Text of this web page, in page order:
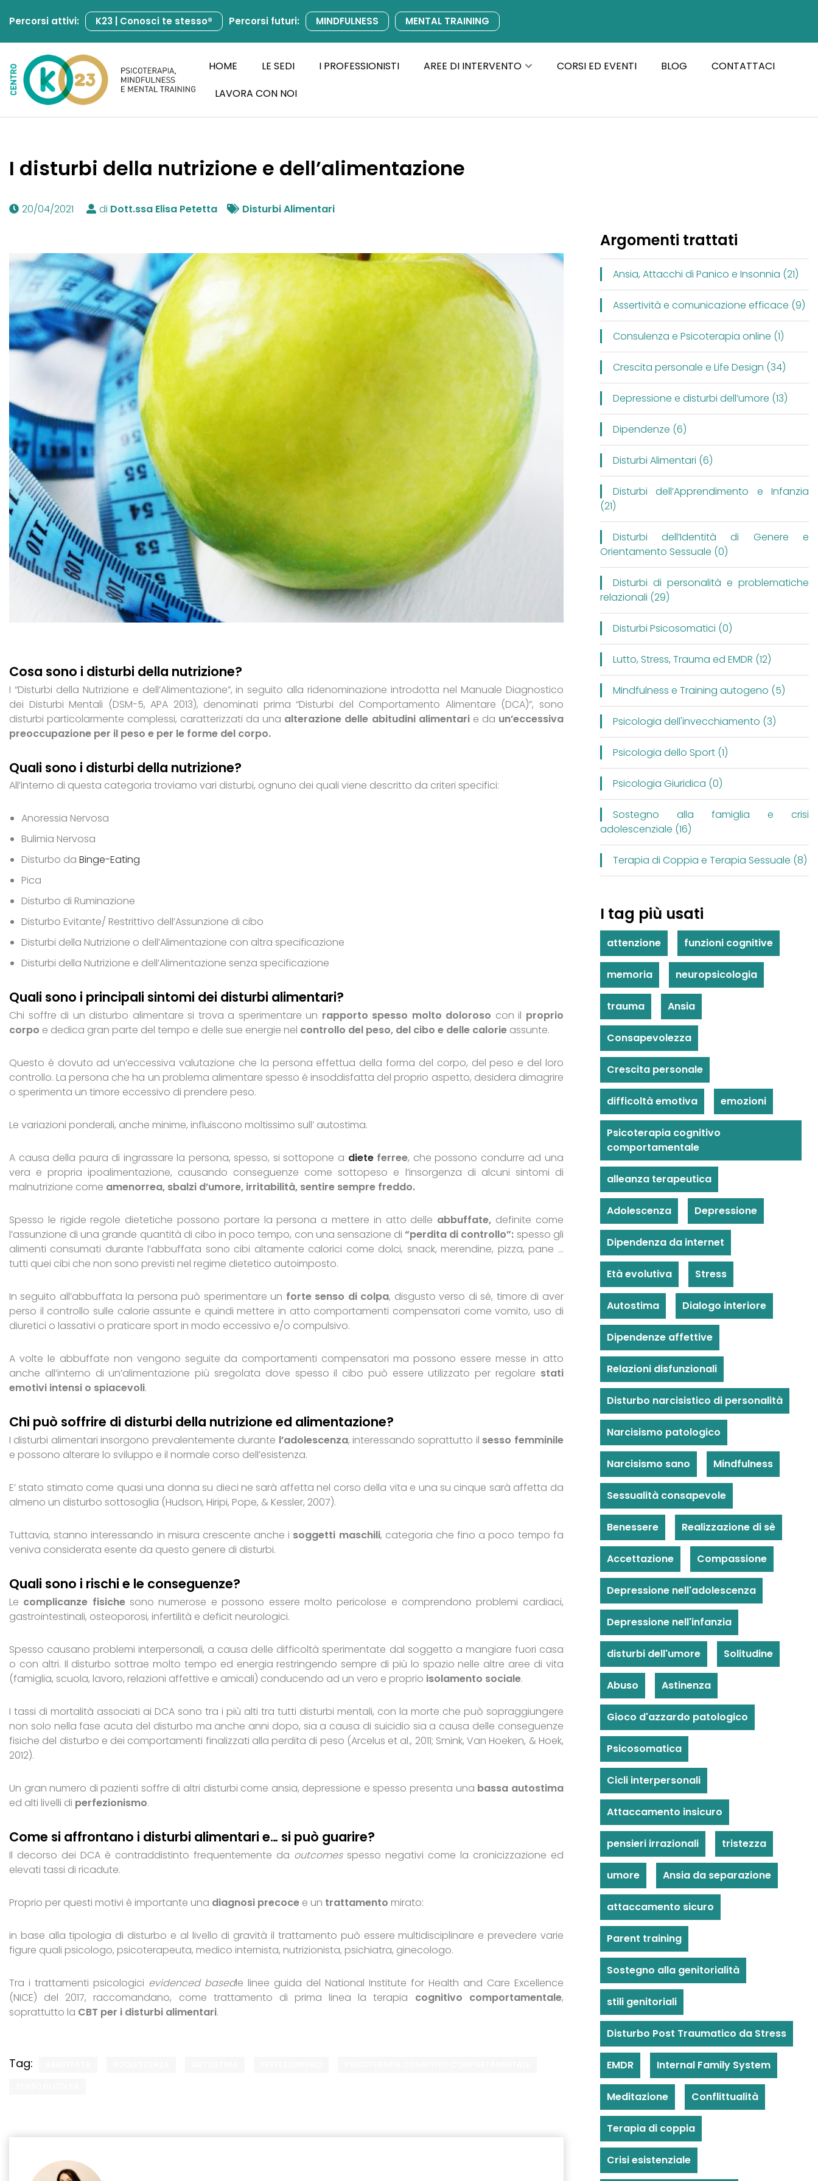
al
contenuto
Percorsi attivi: K23 | Conosci te stesso® Percorsi futuri: MINDFULNESS MENTAL TRAINING
HOME LE SEDI I PROFESSIONISTI AREE DI INTERVENTO CORSI ED EVENTI BLOG
CONTATTACI
LAVORA CON NOI
I disturbi della nutrizione e dell’alimentazione
20/04/2021 di Dott.ssa Elisa Petetta Disturbi Alimentari
Cosa sono i disturbi della nutrizione?
I “Disturbi della Nutrizione e dell’Alimentazione”, in seguito alla ridenominazione introdotta nel Manuale Diagnostico
dei Disturbi Mentali (DSM-5, APA 2013), denominati prima “Disturbi del Comportamento Alimentare (DCA)”, sono
disturbi particolarmente complessi, caratterizzati da una alterazione delle abitudini alimentarie da un’eccessiva
preoccupazione per il peso e per le forme del corpo.
Quali sono i disturbi della nutrizione?
All’interno di questa categoria troviamo vari disturbi, ognuno dei quali viene descritto da criteri specifici:
Anoressia Nervosa
Bulimia Nervosa
Disturbo da Binge-Eating
Pica
Disturbo di Ruminazione
Disturbo Evitante/ Restrittivo dell’Assunzione di cibo
Disturbi della Nutrizione o dell’Alimentazione con altra specificazione
Disturbi della Nutrizione e dell’Alimentazione senza specificazione
Quali sono i principali sintomi dei disturbi alimentari?
Chi soffre di un disturbo alimentare si trova a sperimentare un rapporto spesso molto doloroso con il proprio
corpo e dedica gran parte del tempo e delle sue energie nel controllo del peso, del cibo e delle calorie assunte.
Questo è dovuto ad un’eccessiva valutazione che la persona effettua della forma del corpo, del peso e del loro
controllo. La persona che ha un problema alimentare spesso è insoddisfatta del proprio aspetto, desidera dimagrire
o sperimenta un timore eccessivo di prendere peso.
Le variazioni ponderali, anche minime, influiscono moltissimo sull’ autostima.
A causa della paura di ingrassare la persona, spesso, si sottopone a dieteferree, che possono condurre ad una
vera e propria ipoalimentazione, causando conseguenze come sottopeso e l’insorgenza di alcuni sintomi di
malnutrizione come amenorrea, sbalzi d’umore, irritabilità, sentire sempre freddo.
Spesso le rigide regole dietetiche possono portare la persona a mettere in atto delle abbuffate, definite come
l’assunzione di una grande quantità di cibo in poco tempo, con una sensazione di“perdita di controllo”: spesso gli
alimenti consumati durante l’abbuffata sono cibi altamente calorici come dolci, snack, merendine, pizza, pane …
tutti quei cibi che non sono previsti nel regime dietetico autoimposto.
In seguito all’abbuffata la persona può sperimentare un forte senso di colpa, disgusto verso di sé, timore di aver
perso il controllo sulle calorie assunte e quindi mettere in atto comportamenti compensatori come vomito, uso di
diuretici o lassativi o praticare sport in modo eccessivo e/o compulsivo.
A volte le abbuffate non vengono seguite da comportamenti compensatori ma possono essere messe in atto
anche all’interno di un’alimentazione più sregolata dove spesso il cibo può essere utilizzato per regolare stati
emotivi intensi o spiacevoli.
Chi può soffrire di disturbi della nutrizione ed alimentazione?
I disturbi alimentari insorgono prevalentemente durante l’adolescenza, interessando soprattutto il sesso femminile
e possono alterare lo sviluppo e il normale corso dell’esistenza.
E’ stato stimato come quasi una donna su dieci ne sarà affetta nel corso della vita e una su cinque sarà affetta da
almeno un disturbo sottosoglia (Hudson, Hiripi, Pope, & Kessler, 2007).
Tuttavia, stanno interessando in misura crescente anche i soggetti maschili, categoria che fino a poco tempo fa
veniva considerata esente da questo genere di disturbi.
Quali sono i rischi e le conseguenze?
Le complicanze fisichesono numerose e possono essere molto pericolose e comprendono problemi cardiaci,
gastrointestinali, osteoporosi, infertilità e deficit neurologici.
Spesso causano problemi interpersonali, a causa delle difficoltà sperimentate dal soggetto a mangiare fuori casa
o con altri. Il disturbo sottrae molto tempo ed energia restringendo sempre di più lo spazio nelle altre aree di vita
(famiglia, scuola, lavoro, relazioni affettive e amicali) conducendo ad un vero e proprio isolamento sociale.
I tassi di mortalità associati ai DCA sono tra i più alti tra tutti disturbi mentali, con la morte che può sopraggiungere
non solo nella fase acuta del disturbo ma anche anni dopo, sia a causa di suicidio sia a causa delle conseguenze
fisiche del disturbo e dei comportamenti finalizzati alla perdita di peso (Arcelus et al., 2011; Smink, Van Hoeken, & Hoek,
2012).
Un gran numero di pazienti soffre di altri disturbi come ansia, depressione e spesso presenta una bassa autostima
ed alti livelli di perfezionismo.
Come si affrontano i disturbi alimentari e… si può guarire?
Il decorso dei DCA è contraddistinto frequentemente da outcomesspesso negativi come la cronicizzazione ed
elevati tassi di ricadute.
Proprio per questi motivi è importante una diagnosi precoce e un trattamento mirato:
in base alla tipologia di disturbo e al livello di gravità il trattamento può essere multidisciplinare e prevedere varie
figure quali psicologo, psicoterapeuta, medico internista, nutrizionista, psichiatra, ginecologo.
Tra i trattamenti psicologici evidenced basedle linee guida del National Institute for Health and Care Excellence
(NICE) del 2017, raccomandano, come trattamento di prima linea la terapia cognitivo comportamentale,
soprattutto la CBT per i disturbi alimentari.
Tag:
Argomenti trattati
Ansia, Attacchi di Panico e Insonnia (21)
Assertività e comunicazione efficace (9)
Consulenza e Psicoterapia online (1)
Crescita personale e Life Design (34)
Depressione e disturbi dell’umore (13)
Dipendenze (6)
Disturbi Alimentari (6)
Disturbi dell’Apprendimento e Infanzia
(21)
Disturbi dell’Identità di Genere e
Orientamento Sessuale (0)
Disturbi di personalità e problematiche
relazionali (29)
Disturbi Psicosomatici (0)
Lutto, Stress, Trauma ed EMDR (12)
Mindfulness e Training autogeno (5)
Psicologia dell'invecchiamento (3)
Psicologia dello Sport (1)
Psicologia Giuridica (0)
Sostegno alla famiglia e crisi
adolescenziale (16)
Terapia di Coppia e Terapia Sessuale (8)
I tag più usati
attenzione funzioni cognitive
memoria neuropsicologia
trauma Ansia
Consapevolezza
Crescita personale
difficoltà emotiva emozioni
Psicoterapia cognitivo
comportamentale
alleanza terapeutica
Adolescenza Depressione
Dipendenza da internet
Età evolutiva Stress
Autostima Dialogo interiore
Dipendenze affettive
Relazioni disfunzionali
Disturbo narcisistico di personalità
Narcisismo patologico
Narcisismo sano Mindfulness
Sessualità consapevole
Benessere Realizzazione di sè
Accettazione Compassione
Depressione nell'adolescenza
Depressione nell'infanzia
disturbi dell'umore Solitudine
Abuso Astinenza
Gioco d'azzardo patologico
Psicosomatica
Cicli interpersonali
Attaccamento insicuro
pensieri irrazionali tristezza
umore Ansia da separazione
attaccamento sicuro
Parent training
Sostegno alla genitorialità
stili genitoriali
Disturbo Post Traumatico da Stress
EMDR Internal Family System
Meditazione Conflittualità
Terapia di coppia
Crisi esistenziale